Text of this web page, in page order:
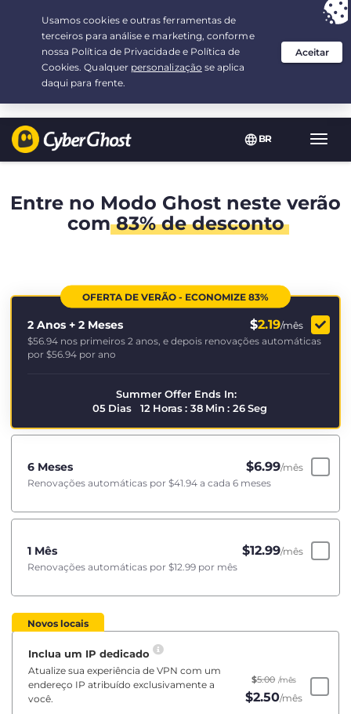
BR
Sua escolha: a melhor ofertapor 2.1666666666667-ano(s) a $
/mês
Entre no Modo Ghost neste verão
com83% de desconto
OFERTA DE VERÃO - ECONOMIZE 83%
2 Anos + 2 Meses $2.19/mês
$56.94 nos primeiros 2 anos, e depois renovações automáticas
por $56.94 por ano
Summer Offer Ends In:
05 Dias 12 Horas: 38 Min : 26Seg
6 Meses $6.99/mês
Renovações automáticas por $41.94 a cada 6 meses
1 Mês $12.99/mês
Renovações automáticas por $12.99 por mês
Novos locais
Inclua um IP dedicado
Atualize sua experiência de VPN com um
endereço IP atribuído exclusivamente a
você.
$5.00 /mês
$2.50/mês